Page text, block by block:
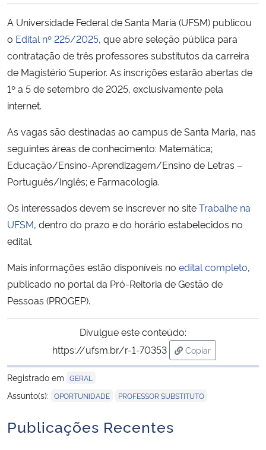
Ministério do Meio Ambiente
Ministério do Turismo
Ministério do Desenvolvimento Regional
Ministério da Mulher, da Família e dos Direitos Humanos
Secretaria-Geral
Advocacia-Geral da União
A Universidade Federal de Santa Maria (UFSM) publicou
o Edital nº 225/2025, que abre seleção pública para
contratação de três professores substitutos da carreira
de Magistério Superior. As inscrições estarão abertas de
1º a 5 de setembro de 2025, exclusivamente pela
internet.
As vagas são destinadas ao campus de Santa Maria, nas
seguintes áreas de conhecimento: Matemática;
Educação/Ensino-Aprendizagem/Ensino de Letras –
Português/Inglês; e Farmacologia.
Os interessados devem se inscrever no siteTrabalhe na
UFSM, dentro do prazo e do horário estabelecidos no
edital.
Mais informações estão disponíveis no edital completo,
publicado no portal da Pró-Reitoria de Gestão de
Pessoas (PROGEP).
Divulgue este conteúdo:
https://ufsm.br/r-1-70353
Copiar
para área de
Registrado em GERAL
Assunto(s): OPORTUNIDADE PROFESSOR SUBSTITUTO
Publicações Recentes